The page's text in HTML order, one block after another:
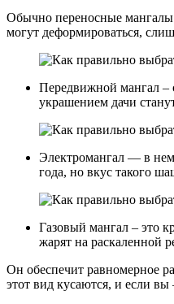
Обычно переносные мангалы
могут деформироваться,
Передвижной мангал –
украшением дачи
Электромангал — в нем
года, но вкус такого
Газовый мангал – это
жарят на раскаленной
Он обеспечит равномерное
этот вид кусаются, и если